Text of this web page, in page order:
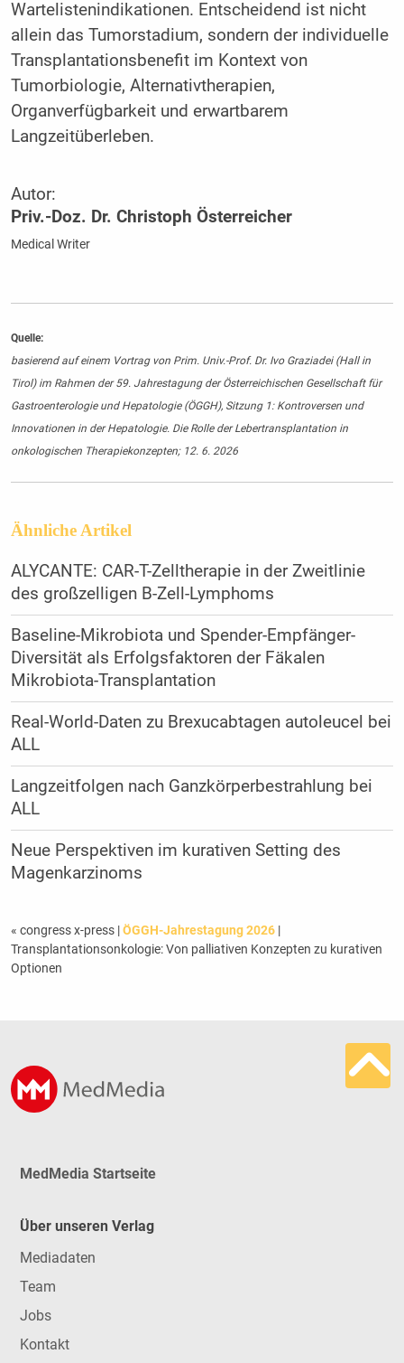
Wartelistenindikationen. Entscheidend ist nicht
allein das Tumorstadium, sondern der individuelle
Transplantationsbenefit im Kontext von
Tumorbiologie, Alternativtherapien,
Organverfügbarkeit und erwartbarem
Langzeitüberleben.
Autor:
Priv.-Doz. Dr. Christoph Österreicher
Medical Writer
Quelle:
basierend auf einem Vortrag von Prim. Univ.-Prof. Dr. Ivo Graziadei (Hall in
Tirol) im Rahmen der 59. Jahrestagung der Österreichischen Gesellschaft für
Gastroenterologie und Hepatologie (ÖGGH), Sitzung 1: Kontroversen und
Innovationen in der Hepatologie. Die Rolle der Lebertransplantation in
onkologischen Therapiekonzepten; 12. 6. 2026
Ähnliche Artikel
ALYCANTE: CAR-T-Zelltherapie in der Zweitlinie
des großzelligen B-Zell-Lymphoms
Baseline-Mikrobiota und Spender-Empfänger-
Diversität als Erfolgsfaktoren der Fäkalen
Mikrobiota-Transplantation
Real-World-Daten zu Brexucabtagen autoleucel bei
ALL
Langzeitfolgen nach Ganzkörperbestrahlung bei
ALL
Neue Perspektiven im kurativen Setting des
Magenkarzinoms
« congress x-press |ÖGGH-Jahrestagung 2026|
Transplantationsonkologie: Von palliativen Konzepten zu kurativen
Optionen
MedMedia Startseite
Über unseren Verlag
Mediadaten
Team
Jobs
Kontakt